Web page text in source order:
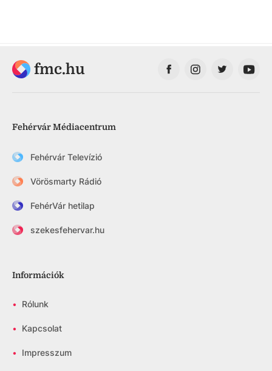
fmc.hu
Fehérvár Médiacentrum
Fehérvár Televízió
Vörösmarty Rádió
FehérVár hetilap
szekesfehervar.hu
Információk
• Rólunk
• Kapcsolat
• Impresszum